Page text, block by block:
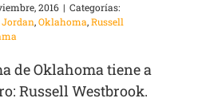
2016 | Categorías:
,Oklahoma,Russell
de Oklahoma tiene a
Russell Westbrook.